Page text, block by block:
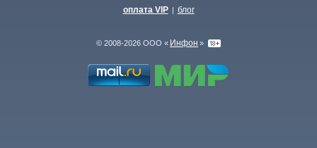
оплата VIP | блог
© 2008-2026 ООО « Инфон »